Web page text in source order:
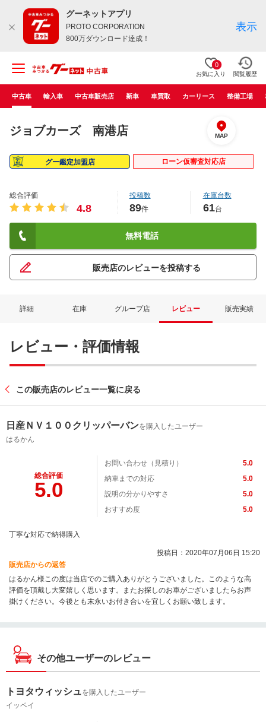
グーネットアプリ
PROTO CORPORATION
800万ダウンロード達成！
表示
0
お気に入り 閲覧履歴
中古車 輸入車 中古車販売店 新車 車買取 カーリース 整備工場
ジョブカーズ 南港店 MAP
グー鑑定加盟店 ローン仮審査対応店
総合評価
4.8
投稿数
89件
在庫台数
61台
無料電話
販売店のレビューを投稿する
詳細 在庫 グループ店 レビュー 販売実績
レビュー・評価情報
この販売店のレビュー一覧に戻る
日産ＮＶ１００クリッパーバンを購入したユーザー
はるかん
総合評価
5.0
お問い合わせ（見積り）
5.0
納車までの対応
5.0
説明の分かりやすさ
5.0
おすすめ度
5.0
丁寧な対応で納得購入
投稿日：2020年07月06日 15:20
販売店からの返答
はるかん様この度は当店でのご購入ありがとうございました。このような高
評価を頂戴し大変嬉しく思います。またお探しのお車がございましたらお声
掛けください。今後とも末永いお付き合いを宜しくお願い致します。
その他ユーザーのレビュー
トヨタウィッシュを購入したユーザー
イッペイ